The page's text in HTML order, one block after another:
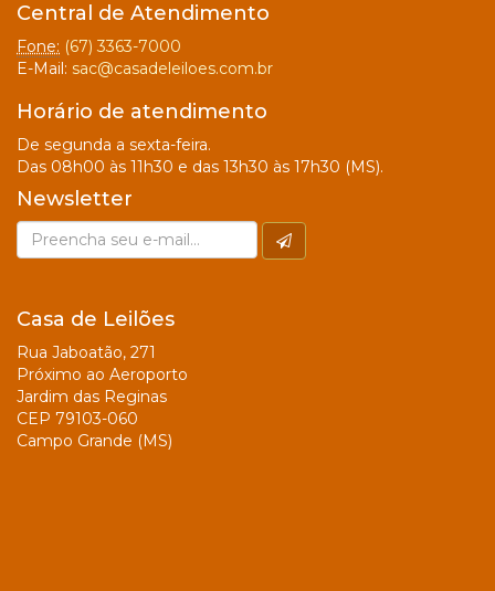
Central de Atendimento
Fone: (67) 3363-7000
E-Mail: sac@casadeleiloes.com.br
Horário de atendimento
De segunda a sexta-feira.
Das 08h00 às 11h30 e das 13h30 às 17h30 (MS).
Newsletter
Casa de Leilões
Rua Jaboatão, 271
Próximo ao Aeroporto
Jardim das Reginas
CEP 79103-060
Campo Grande (MS)